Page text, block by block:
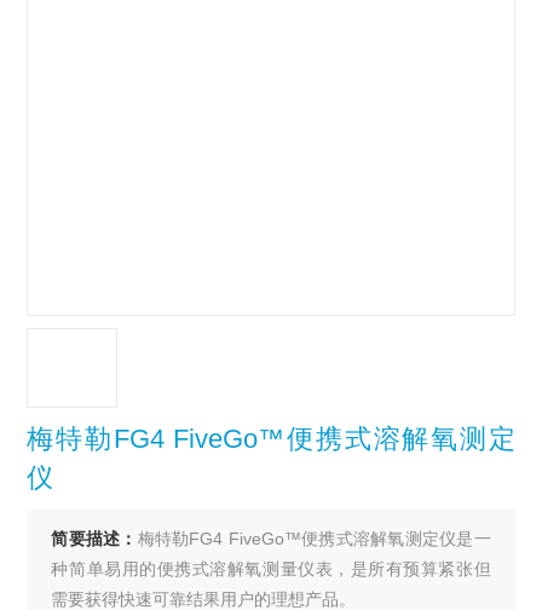
梅特勒FG4 FiveGo™便携式溶解氧测定
仪
简要描述： 梅特勒FG4 FiveGo™便携式溶解氧测定仪是一
种简单易用的便携式溶解氧测量仪表，是所有预算紧张但
需要获得快速可靠结果用户的理想产品。